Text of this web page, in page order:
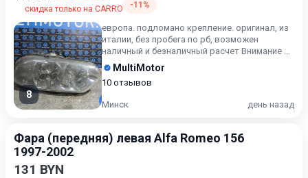
скидка только на CARRO -11%
8
европа. подломано крепление. оригинал, из
италии, без пробега по рб, возможен
наличный и безналичный расчет Внимание В
случае возврата приоб...
MultiMotor
10 отзывов
Минск день назад
Фара (передняя) левая Alfa Romeo 156
1997-2002
131 BYN